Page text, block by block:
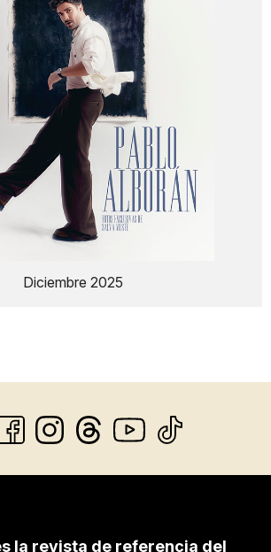
Diciembre 2025
la revista de referencia del